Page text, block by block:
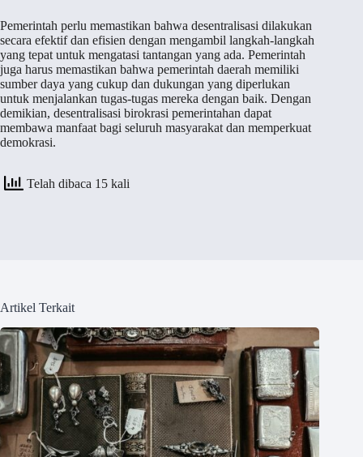
Pemerintah perlu memastikan bahwa desentralisasi dilakukan
secara efektif dan efisien dengan mengambil langkah-langkah
yang tepat untuk mengatasi tantangan yang ada. Pemerintah
juga harus memastikan bahwa pemerintah daerah memiliki
sumber daya yang cukup dan dukungan yang diperlukan
untuk menjalankan tugas-tugas mereka dengan baik. Dengan
demikian, desentralisasi birokrasi pemerintahan dapat
membawa manfaat bagi seluruh masyarakat dan memperkuat
demokrasi.
Telah dibaca 15 kali
Artikel Terkait